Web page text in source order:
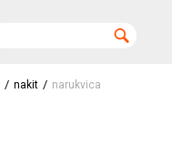
/ nakit / narukvica